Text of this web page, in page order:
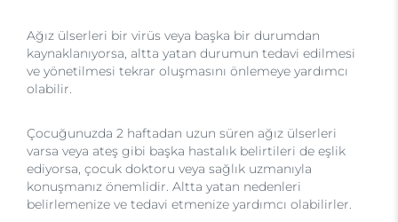
Ağız ülserleri bir virüs veya başka bir durumdan
kaynaklanıyorsa, altta yatan durumun tedavi edilmesi
ve yönetilmesi tekrar oluşmasını önlemeye yardımcı
olabilir.
Çocuğunuzda 2 haftadan uzun süren ağız ülserleri
varsa veya ateş gibi başka hastalık belirtileri de eşlik
ediyorsa, çocuk doktoru veya sağlık uzmanıyla
konuşmanız önemlidir. Altta yatan nedenleri
belirlemenize ve tedavi etmenize yardımcı olabilirler.